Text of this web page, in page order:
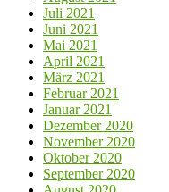
Juli 2021
Juni 2021
Mai 2021
April 2021
März 2021
Februar 2021
Januar 2021
Dezember 2020
November 2020
Oktober 2020
September 2020